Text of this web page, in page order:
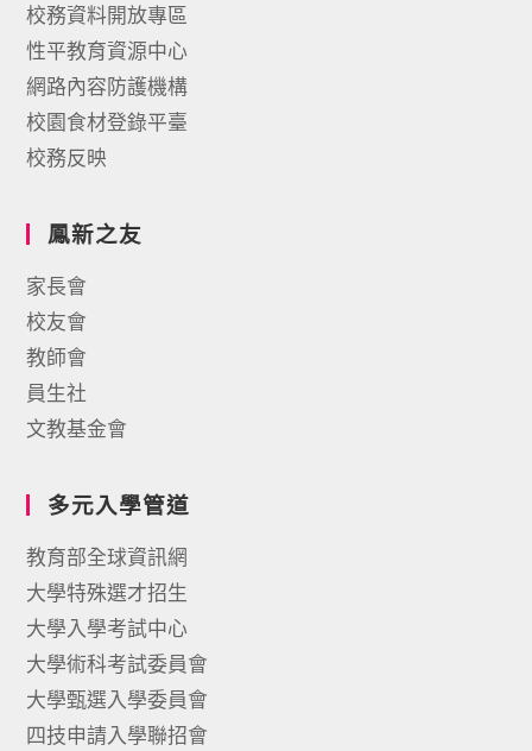
校務資料開放專區
性平教育資源中心
網路內容防護機構
校園食材登錄平臺
校務反映
鳳新之友
家長會
校友會
教師會
員生社
文教基金會
多元入學管道
教育部全球資訊網
大學特殊選才招生
大學入學考試中心
大學術科考試委員會
大學甄選入學委員會
四技申請入學聯招會